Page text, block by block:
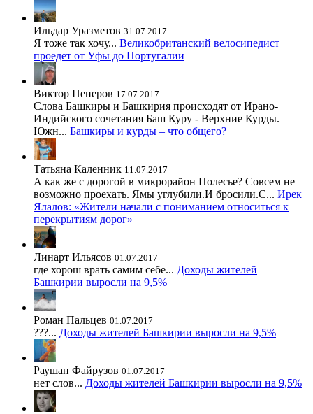
Ильдар Уразметов 31.07.2017
Я тоже так хочу... Великобританский велосипедист
проедет от Уфы до Португалии
Виктор Пенеров 17.07.2017
Слова Башкиры и Башкирия происходят от Ирано-
Индийского сочетания Баш Куру - Верхние Курды.
Южн... Башкиры и курды – что общего?
Татьяна Каленник 11.07.2017
А как же с дорогой в микрорайон Полесье? Совсем не
возможно проехать. Ямы углубили.И бросили.С... Ирек
Ялалов: «Жители начали с пониманием относиться к
перекрытиям дорог»
Линарт Ильясов 01.07.2017
где хорош врать самим себе... Доходы жителей
Башкирии выросли на 9,5%
Роман Пальцев 01.07.2017
???... Доходы жителей Башкирии выросли на 9,5%
Раушан Файрузов 01.07.2017
нет слов... Доходы жителей Башкирии выросли на 9,5%